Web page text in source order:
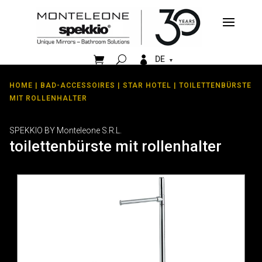
  DE
HOME | BAD-ACCESSOIRES | STAR HOTEL | TOILETTENBÜRSTE
MIT ROLLENHALTER
SPEKKIO BY Monteleone S.R.L.
toilettenbürste mit rollenhalter